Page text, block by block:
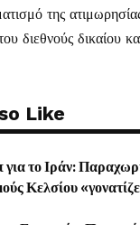
της
διεθνούς δικαίου
Like
το Ιράν:
Κελσίου